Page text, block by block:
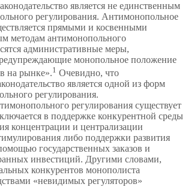
является не единственным
регулирования. Антимонопольное
прямыми и косвенными
методам антимонопольного
административные меры,
монопольное положение
на рынке».1 Очевидно, что
является одной из форм
регулирования.
регулирования существует
в поддержке конкурентной среды
концентрации и централизации
либо поддержки развития
государственных заказов и
инвестиций. Другими словами,
конкурентов монополиста
«невидимых регуляторов»